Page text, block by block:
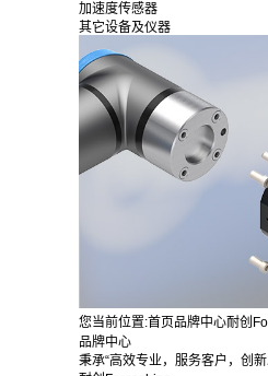
加速度传感器
其它设备及仪器
您当前位置:首页品牌中心耐创
品牌中心
秉承“高效专业，服务客户，创